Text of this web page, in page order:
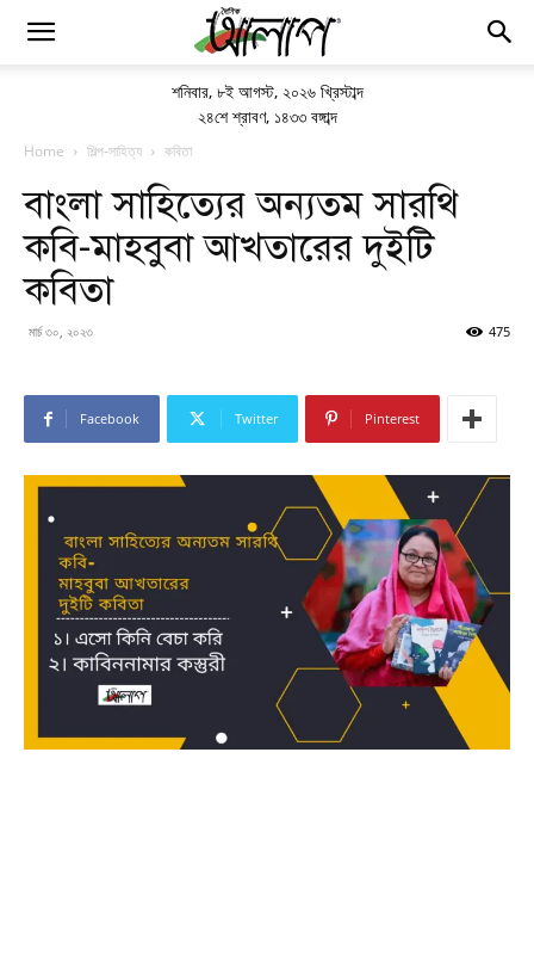
শনিবার, ৮ই আগস্ট, ২০২৬ খ্রিস্টাব্দ
২৪শে শ্রাবণ, ১৪৩৩ বঙ্গাব্দ
Home শিল্প-সাহিত্য কবিতা
বাংলা সাহিত্যের অন্যতম সারথি
কবি-মাহবুবা আখতারের দুইটি
কবিতা
মার্চ ৩০, ২০২৩ 475
Facebook Twitter Pinterest